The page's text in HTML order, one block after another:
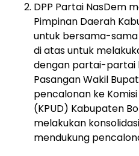
DPP Partai NasDem
Pimpinan Daerah
untuk bersama-
di atas untuk
dengan partai-partai
Pasangan Wakil
pencalonan ke
(KPUD) Kabupaten
melakukan
mendukung